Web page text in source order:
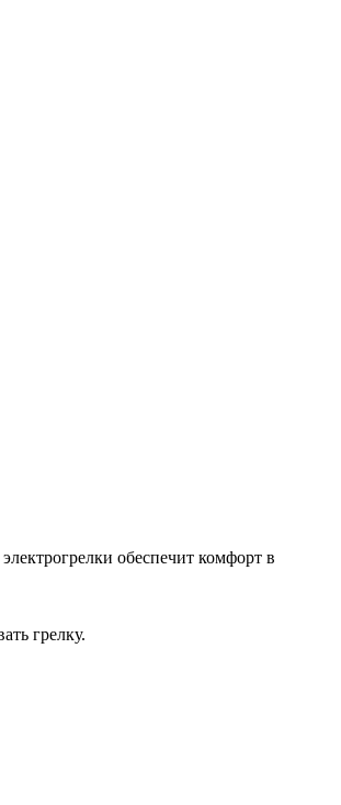
обеспечит комфорт в
грелку.